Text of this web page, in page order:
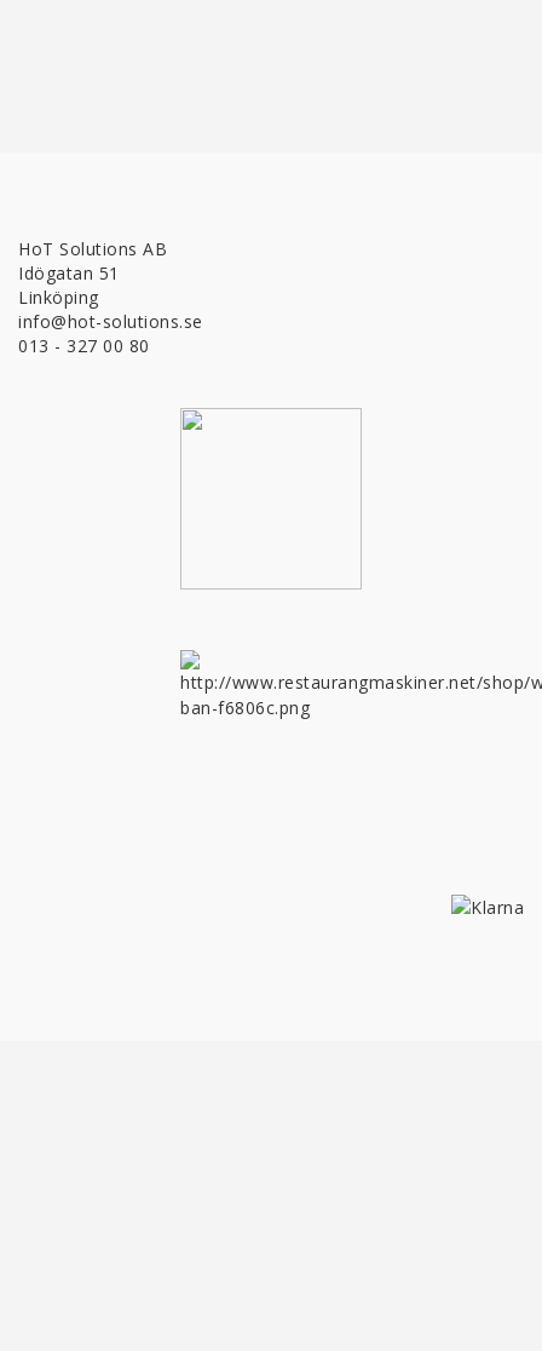
HoT Solutions AB
Idögatan 51
Linköping
info@hot-solutions.se
013 - 327 00 80